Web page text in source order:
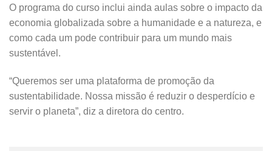
O programa do curso inclui ainda aulas sobre o impacto da
economia globalizada sobre a humanidade e a natureza, e
como cada um pode contribuir para um mundo mais
sustentável.
“Queremos ser uma plataforma de promoção da
sustentabilidade. Nossa missão é reduzir o desperdício e
servir o planeta”, diz a diretora do centro.